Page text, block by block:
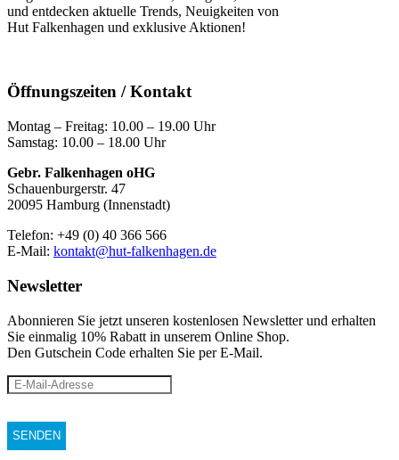
und entdecken aktuelle Trends, Neuigkeiten von
Hut Falkenhagen und exklusive Aktionen!
Öffnungszeiten / Kontakt
Montag – Freitag: 10.00 – 19.00 Uhr
Samstag: 10.00 – 18.00 Uhr
Gebr. Falkenhagen oHG
Schauenburgerstr. 47
20095 Hamburg (Innenstadt)
Telefon: +49 (0) 40 366 566
E-Mail: kontakt@hut-falkenhagen.de
Newsletter
Abonnieren Sie jetzt unseren kostenlosen Newsletter und erhalten
Sie einmalig 10% Rabatt in unserem Online Shop.
Den Gutschein Code erhalten Sie per E-Mail.